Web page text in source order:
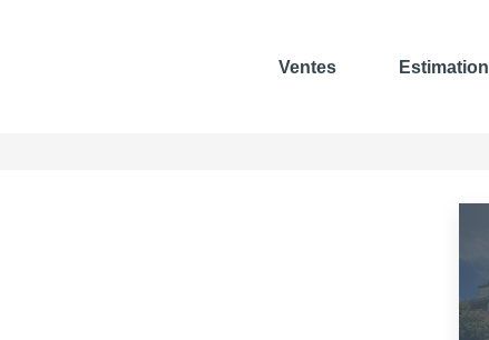
Ventes Estimation